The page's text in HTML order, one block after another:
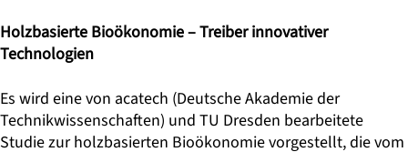
Holzbasierte Bioökonomie – Treiber innovativer
Technologien
Es wird eine von acatech (Deutsche Akademie der
Technikwissenschaften) und TU Dresden bearbeitete
Studie zur holzbasierten Bioökonomie vorgestellt, die vom